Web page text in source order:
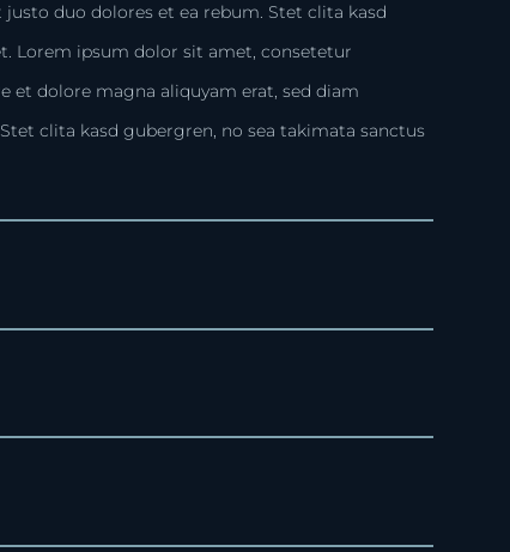
duo dolores et ea rebum. Stet clita kasd
Lorem ipsum dolor sit amet, consetetur
dolore magna aliquyam erat, sed diam
clita kasd gubergren, no sea takimata sanctus